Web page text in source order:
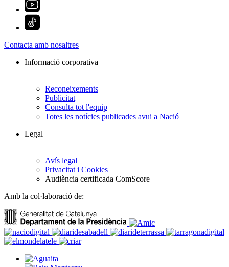
Contacta amb nosaltres
Informació corporativa
Reconeixements
Publicitat
Consulta tot l'equip
Totes les notícies publicades avui a Nació
Legal
Avís legal
Privacitat i Cookies
Audiència certificada ComScore
Amb la col·laboració de: